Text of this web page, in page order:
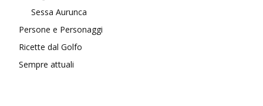
Sessa Aurunca
Persone e Personaggi
Ricette dal Golfo
Sempre attuali